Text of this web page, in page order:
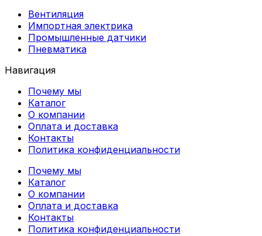
Вентиляция
Импортная электрика
Промышленные датчики
Пневматика
Навигация
Почему мы
Каталог
О компании
Оплата и доставка
Контакты
Политика конфиденциальности
Почему мы
Каталог
О компании
Оплата и доставка
Контакты
Политика конфиденциальности